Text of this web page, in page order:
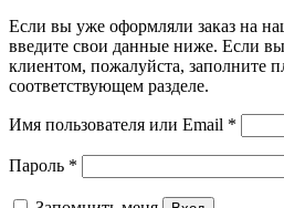
Если вы уже оформляли заказ на
введите свои данные ниже. Если
клиентом, пожалуйста, заполните
соответствующем разделе.
Имя пользователя или Email *
Пароль *